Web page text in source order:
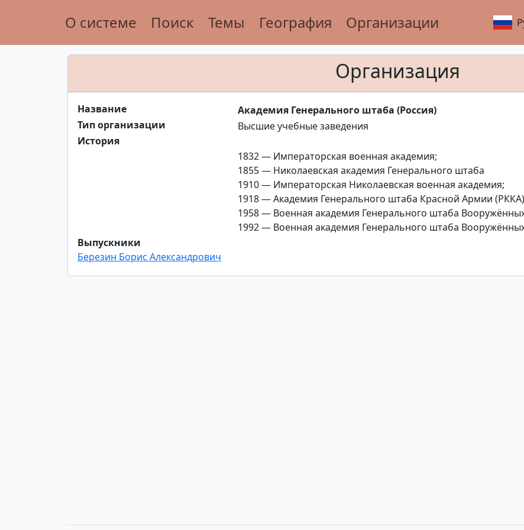
О системе Поиск Темы География Организации
Организация
Название
Академия Генерального штаба (Россия)
Тип организации
Высшие учебные заведения
История
1832 — Императорская военная академия;
1855 — Николаевская академия Генерального штаба
1910 — Императорская Николаевская военная академия;
1918 — Академия Генерального штаба Красной Армии (РККА)
1958 — Военная академия Генерального штаба
1992 — Военная академия Генерального штаба
Выпускники
Березин Борис Александрович